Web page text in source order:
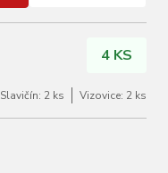
4 KS
Slavičín: 2 ks Vizovice: 2 ks